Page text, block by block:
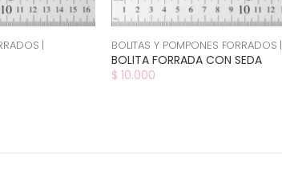
| BOLITAS Y POMPONES FORRADOS |
BOLITA FORRADA CON SEDA
$ 10.000